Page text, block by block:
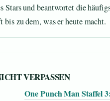
Stars und beantwortet die
bis zu dem, was er heute macht.
VERPASSEN
One Punch Man Staffel